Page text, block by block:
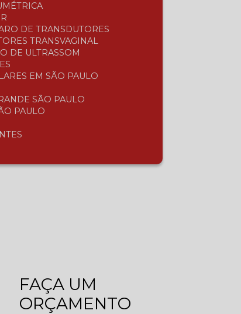
DE TRANSDUTORES
TRANSVAGINAL
DE ULTRASSOM
EM SÃO PAULO
SÃO PAULO
PAULO
FAÇA UM
ORÇAMENTO